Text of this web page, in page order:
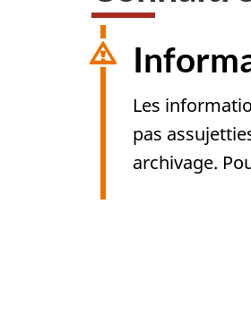
Les
pas
archivage.